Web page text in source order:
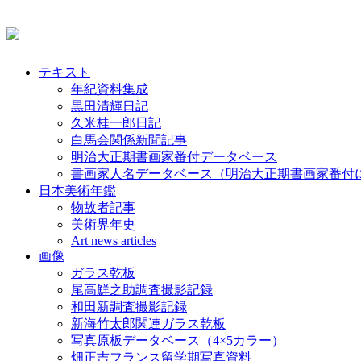
テキスト
年紀資料集成
黒田清輝日記
久米桂一郎日記
白馬会関係新聞記事
明治大正期書画家番付データベース
書画家人名データベース（明治大正期書画家番付
日本美術年鑑
物故者記事
美術界年史
Art news articles
画像
ガラス乾板
尾高鮮之助調査撮影記録
和田新調査撮影記録
新海竹太郎関連ガラス乾板
写真原板データベース（4×5カラー）
畑正吉フランス留学期写真資料